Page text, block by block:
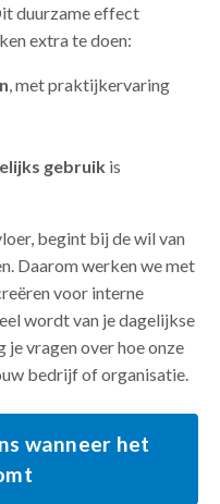
duurzame effect
extra te doen:
, met praktijkervaring
gebruik is
begint bij de wil van
Daarom werken we met
voor interne
wordt van je dagelijkse
vragen over hoe onze
bedrijf of organisatie.
wanneer het